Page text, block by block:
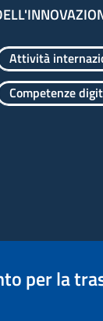
Attività
Competenze
per la